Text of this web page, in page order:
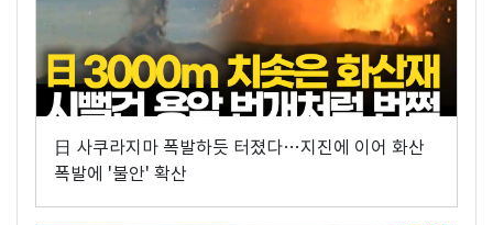
日 사쿠라지마 폭발하듯 터졌다…지진에 이어 화산
폭발에 '불안' 확산